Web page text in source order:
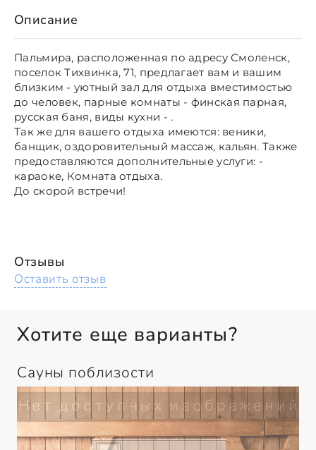
Описание
Пальмира, расположенная по адресу Смоленск,
поселок Тихвинка, 71, предлагает вам и вашим
близким - уютный зал для отдыха вместимостью
до человек, парные комнаты - финская парная,
русская баня, виды кухни - .
Так же для вашего отдыха имеются: веники,
банщик, оздоровительный массаж, кальян. Также
предоставляются дополнительные услуги: -
караоке, Комната отдыха.
До скорой встречи!
Отзывы
Оставить отзыв
Хотите еще варианты?
Сауны поблизости